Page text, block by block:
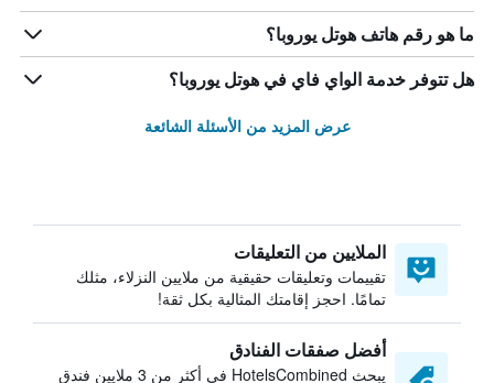
ما هو رقم هاتف هوتل يوروبا؟
هل تتوفر خدمة الواي فاي في هوتل يوروبا؟
عرض المزيد من الأسئلة الشائعة
الملايين من التعليقات
تقييمات وتعليقات حقيقية من ملايين النزلاء، مثلك
تمامًا. احجز إقامتك المثالية بكل ثقة!
أفضل صفقات الفنادق
يبحث HotelsCombined في أكثر من 3 ملايين فندق